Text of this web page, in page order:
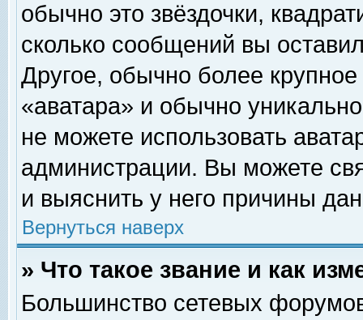
обычно это звёздочки,
сколько сообщений вы
Другое, обычно более
«аватара» и обычно
не можете использовать
администрации. Вы можете
и выяснить у него причины
Вернуться наверх
» Что такое звание и как
Большинство сетевых